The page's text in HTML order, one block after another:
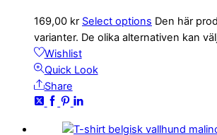
169,00 kr Select options Den här
varianter. De olika alternativen kan
Wishlist
Quick Look
Share